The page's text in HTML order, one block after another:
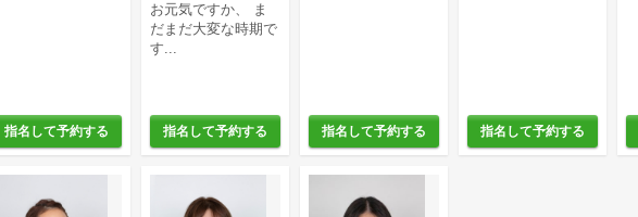
指名して予約する
お元気ですか、 ま
だまだ大変な時期で
す...
指名して予約する 指名して予約する 指名して予約する